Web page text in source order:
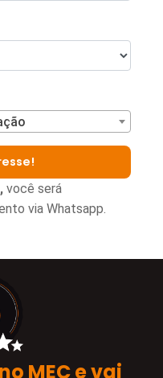
você será
via Whatsapp.
no MEC e vai